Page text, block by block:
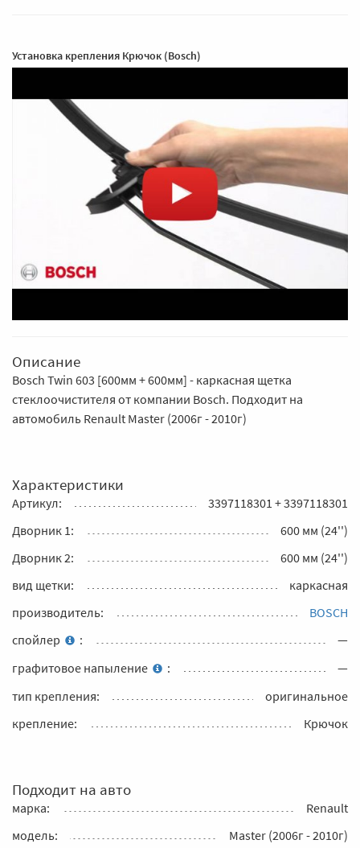
Установка крепления Крючок (Bosch)
Описание
Bosch Twin 603 [600мм + 600мм] - каркасная щетка
стеклоочистителя от компании Bosch. Подходит на
автомобиль Renault Master (2006г - 2010г)
Характеристики
Артикул:
3397118301 + 3397118301
Дворник 1:
600 мм (24'')
Дворник 2:
600 мм (24'')
вид щетки:
каркасная
производитель:
BOSCH
спойлер
:
—
графитовое напыление
:
—
тип крепления:
оригинальное
крепление:
Крючок
Подходит на авто
марка:
Renault
модель:
Master (2006г - 2010г)